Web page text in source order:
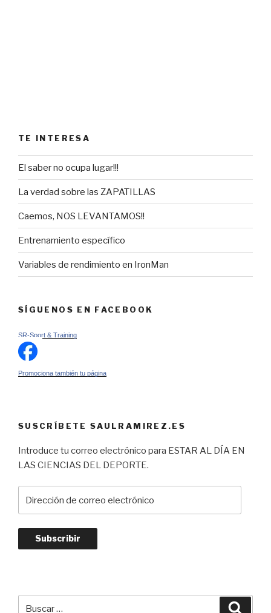
TE INTERESA
El saber no ocupa lugar!!!
La verdad sobre las ZAPATILLAS
Caemos, NOS LEVANTAMOS!!
Entrenamiento específico
Variables de rendimiento en IronMan
SÍGUENOS EN FACEBOOK
SR-Sport & Training
Promociona también tu página
SUSCRÍBETE SAULRAMIREZ.ES
Introduce tu correo electrónico para ESTAR AL DÍA EN
LAS CIENCIAS DEL DEPORTE.
electrónico
Subscribir